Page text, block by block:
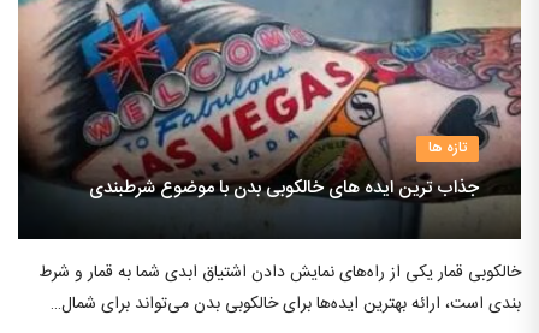
تازه ها
جذاب ترین ایده های خالکوبی بدن با موضوع شرطبندی
خالکوبی قمار یکی از راه‌های نمایش دادن اشتیاق ابدی شما به قمار و شرط
بندی است، ارائه بهترین ایده‌ها برای خالکوبی بدن می‌تواند برای شمال…